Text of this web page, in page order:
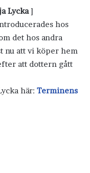
Lycka]
hos
det hos andra
nu att vi köper hem
att dottern gått
här: Terminens